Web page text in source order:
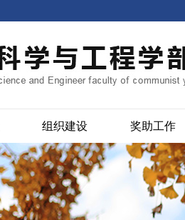
组织建设 奖助工作